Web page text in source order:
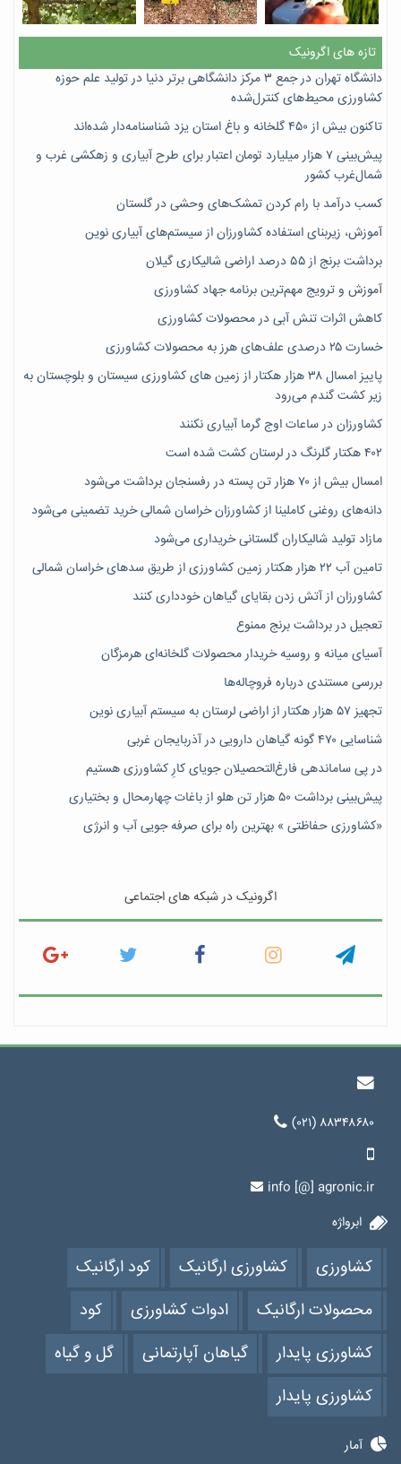
تازه های اگرونیک
دانشگاه تهران در جمع ۳ مرکز دانشگاهی برتر دنیا در تولید علم حوزه
کشاورزی محیط‌های کنترل‌شده
تاکنون بیش از ۴۵۰ گلخانه و باغ استان یزد شناسنامه‌دار شده‌اند
پیش‌بینی ۷‌ هزار میلیارد تومان اعتبار برای طرح آبیاری و زهکشی غرب و
شمال‌غرب کشور
کسب درآمد با رام کردن تمشک‌های وحشی در گلستان
آموزش، زیربنای استفاده کشاورزان از سیستم‌های آبیاری نوین
برداشت برنج از ۵۵ درصد اراضی شالیکاری گیلان
آموزش و ترویج مهم‌ترین برنامه جهاد کشاورزی
کاهش اثرات تنش آبی در محصولات کشاورزی
خسارت ۲۵ درصدی علف‌های هرز به محصولات کشاورزی
پاییز امسال ۳۸ هزار هکتار از زمین های کشاورزی سیستان و بلوچستان به
زیر کشت گندم می‌رود
کشاورزان در ساعات اوج گرما آبیاری نکنند
۴۰۲ هکتار گلرنگ در لرستان کشت شده است
امسال بیش از ۷۰ هزار تن پسته در رفسنجان برداشت می‌شود
دانه‌های روغنی کاملینا از کشاورزان خراسان شمالی خرید تضمینی می‌شود
مازاد تولید شالیکاران گلستانی خریداری می‌شود
تامین آب ۲۲ هزار هکتار زمین کشاورزی از طریق سدهای خراسان شمالی
کشاورزان از آتش زدن بقایای گیاهان خودداری کنند
تعجیل در برداشت برنج ممنوع
آسیای میانه و روسیه خریدار محصولات گلخانه‌ای هرمزگان
بررسی مستندی درباره فروچاله‌ها
تجهیز ۵۷ هزار هکتار از اراضی لرستان به سیستم آبیاری نوین
شناسایی ۴۷٠ گونه گیاهان دارویی در آذربایجان غربی
در پی ساماندهی فارغ‌التحصیلان جویای کارِ کشاورزی هستیم
پیش‎‌بینی برداشت ۵۰ هزار تن هلو از باغات چهارمحال و بختیاری
«کشاورزی حفاظتی » بهترین راه برای صرفه جویی آب و انرژی
اگرونیک در شبکه های اجتماعی
(۰۲۱) ۸۸۳۴۸۶۸۰
info [@] agronic.ir
ابرواژه
کشاورزی کشاورزی ارگانیک
کود ارگانیک
محصولات ارگانیک
ادوات کشاورزی
کود
کشاورزی پایدار
گیاهان آپارتمانی
گل و گیاه
کشاورزی پایدار
آمار